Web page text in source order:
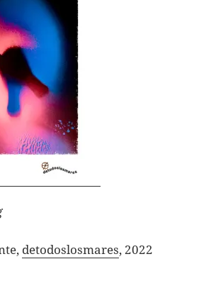
detodoslosmares, 2022